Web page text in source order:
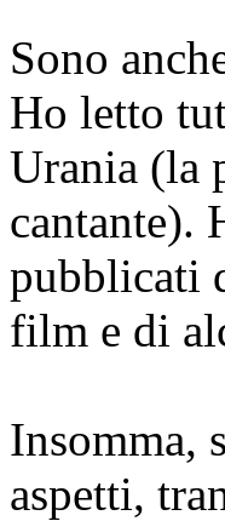
Sono
Ho letto
Urania (la
cantante).
pubblicati
film e di
Insomma,
aspetti,